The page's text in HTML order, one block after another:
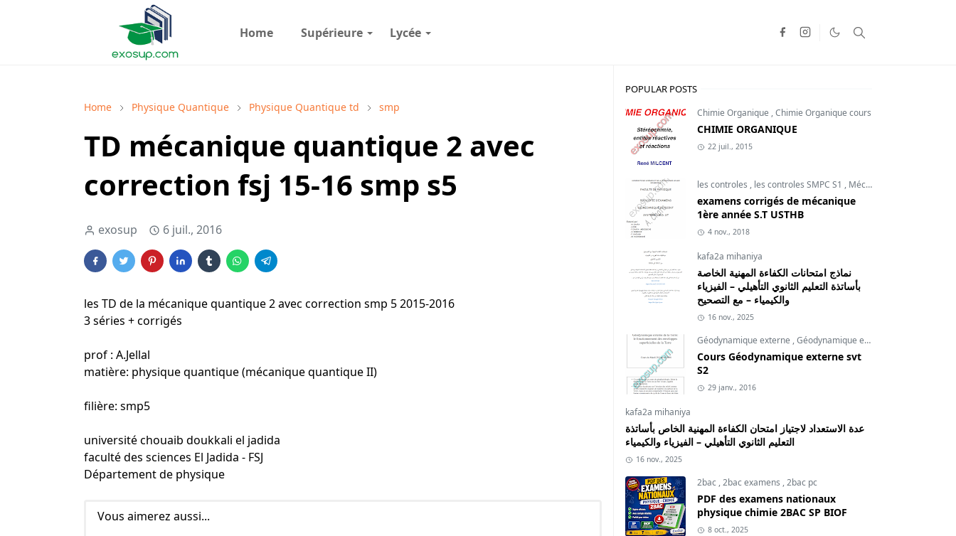
Home Supérieure Lycée
Home Physique Quantique Physique Quantique td smp
TD mécanique quantique 2 avec
correction fsj 15-16 smp s5
exosup 6 juil., 2016
les TD de la mécanique quantique 2 avec correction smp 5 2015-2016
3 séries + corrigés
prof : A.Jellal
matière: physique quantique (mécanique quantique II)
filière: smp5
université chouaib doukkali el jadida
faculté des sciences El Jadida - FSJ
Département de physique
Vous aimerez aussi...
POPULAR POSTS
Chimie Organique ,Chimie Organique cours
CHIMIE ORGANIQUE
22 juil., 2015
les controles , les controles SMPC S1 , Mécanique du point
examens corrigés de mécanique
1ère année S.T USTHB
4 nov., 2018
kafa2a mihaniya
نماذج امتحانات الكفاءة المهنية الخاصة
بأساتذة التعليم الثانوي التأهيلي – الفيزياء
والكيمياء – مع التصحيح
16 nov., 2025
Géodynamique externe ,Géodynamique externe cours
Cours Géodynamique externe svt
S2
29 janv., 2016
kafa2a mihaniya
عدة الاستعداد لاجتياز امتحان الكفاءة المهنية الخاص بأساتذة
التعليم الثانوي التأهيلي – الفيزياء والكيمياء
16 nov., 2025
2bac,2bac examens ,2bac pc
PDF des examens nationaux
physique chimie 2BAC SP BIOF
8 oct., 2025